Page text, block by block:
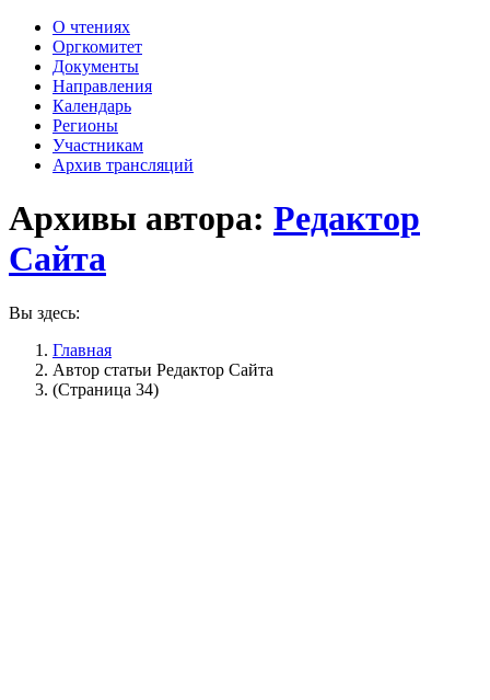
О чтениях
Оргкомитет
Документы
Направления
Календарь
Регионы
Участникам
Архив трансляций
Архивы автора: Редактор
Сайта
Вы здесь:
Главная
Автор статьи Редактор Сайта
(Страница 34)